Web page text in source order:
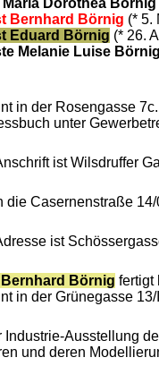
Maria Dorothea Börnig
Bernhard Börnig (* 5.
Eduard Börnig (* 26.
Melanie Luise
in der Rosengasse 7c.
unter
ist Wilsdruffer
die Casernenstraße
ist
Bernhard Börnig fertigt
in der Grünegasse
Industrie-Ausstellung
und deren